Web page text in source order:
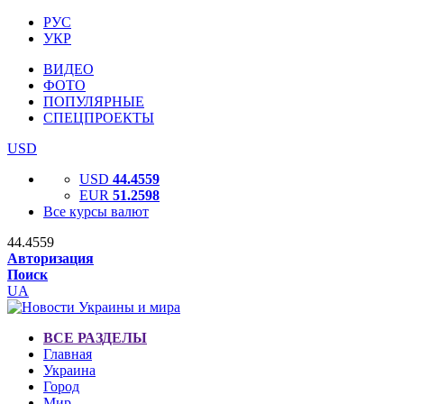
РУС
УКР
ВИДЕО
ФОТО
ПОПУЛЯРНЫЕ
СПЕЦПРОЕКТЫ
USD
USD 44.4559
EUR 51.2598
Все курсы валют
44.4559
Авторизация
Поиск
UA
ВСЕ РАЗДЕЛЫ
Главная
Украина
Город